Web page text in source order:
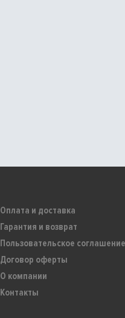
Оплата и доставка
Гарантия и возврат
Пользовательское соглашение
Договор оферты
О компании
Контакты